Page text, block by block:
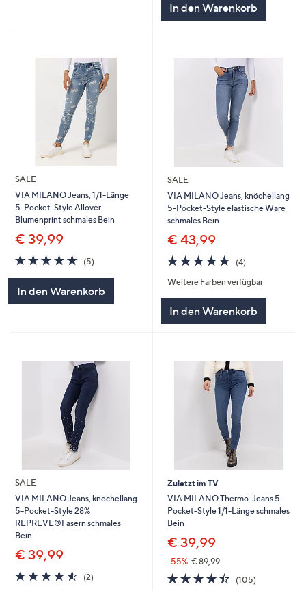
In den Warenkorb
SALE
VIA MILANO Jeans, 1/1-Länge
5-Pocket-Style Allover
Blumenprint schmales Bein
€ 39,99
4.8
von
(5)5
In den Warenkorb
SALE
VIA MILANO Jeans, knöchellang
5-Pocket-Style elastische Ware
schmales Bein
€ 43,99
4.8
von
5
(4)4
Weitere Farben verfügbar
In den Warenkorb
SALE
VIA MILANO Jeans, knöchellang
5-Pocket-Style 28%
REPREVE®Fasern schmales
Bein
€ 39,99
4.5
von
(2)2
Zuletzt im TV
VIA MILANO Thermo-Jeans 5-
Pocket-Style 1/1-Länge schmales
Bein
€ 39,99
-55% € 89,99
4.4
von
(105)105